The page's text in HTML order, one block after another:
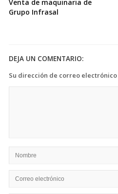
Venta de maquinaria de
Grupo Infrasal
DEJA UN COMENTARIO:
Su dirección de correo